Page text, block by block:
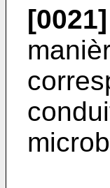
[0021]